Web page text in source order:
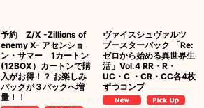
予約 Z/X -Zillions of
enemy X- アセンショ
ン・サマー 1カートン
(12BOX）カートンで購
入がお得！？ お楽しみ
パックが３パックへ増
量！！
ヴァイスシュヴァルツ
ブースターパック 「Re:
ゼロから始める異世界生
活」Vol.4 RR・R・
UC・C ・CR・CC各4枚
ずつコンプ